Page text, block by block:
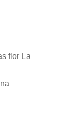
flor La